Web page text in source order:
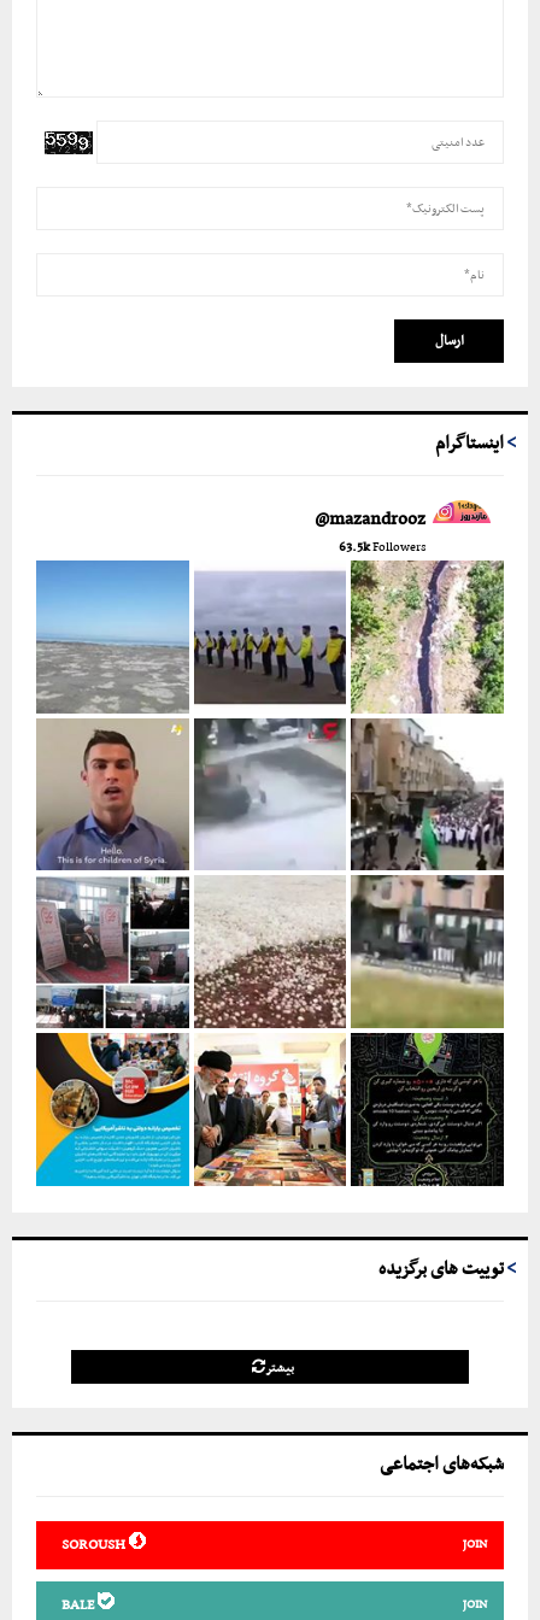
اینستاگرام
mazandrooz@
63.5kFollowers
توییت های برگزیده
بیشتر
شبکه‌های اجتماعی
SOROUSH JOIN
BALE JOIN